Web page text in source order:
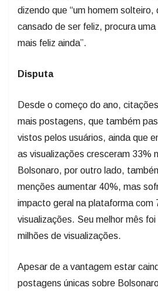
dizendo que “um homem solteiro,
cansado de ser feliz, procura
mais feliz ainda”.
Disputa
Desde o começo do ano,
mais postagens, que também
vistos pelos usuários, ainda que
as visualizações cresceram 33%
Bolsonaro, por outro lado,
menções aumentar 40%, mas
impacto geral na plataforma com
visualizações. Seu melhor mês
milhões de visualizações.
Apesar de a vantagem estar
postagens únicas sobre